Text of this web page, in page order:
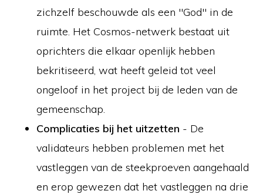
zichzelf beschouwde als een "God" in de
ruimte. Het Cosmos-netwerk bestaat uit
oprichters die elkaar openlijk hebben
bekritiseerd, wat heeft geleid tot veel
ongeloof in het project bij de leden van de
gemeenschap.
Complicaties bij het uitzetten - De
validateurs hebben problemen met het
vastleggen van de steekproeven aangehaald
en erop gewezen dat het vastleggen na drie